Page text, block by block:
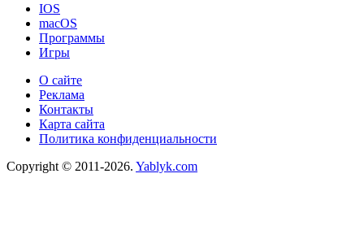
IOS
macOS
Программы
Игры
О сайте
Реклама
Контакты
Карта сайта
Политика конфиденциальности
Copyright © 2011-2026. Yablyk.сom